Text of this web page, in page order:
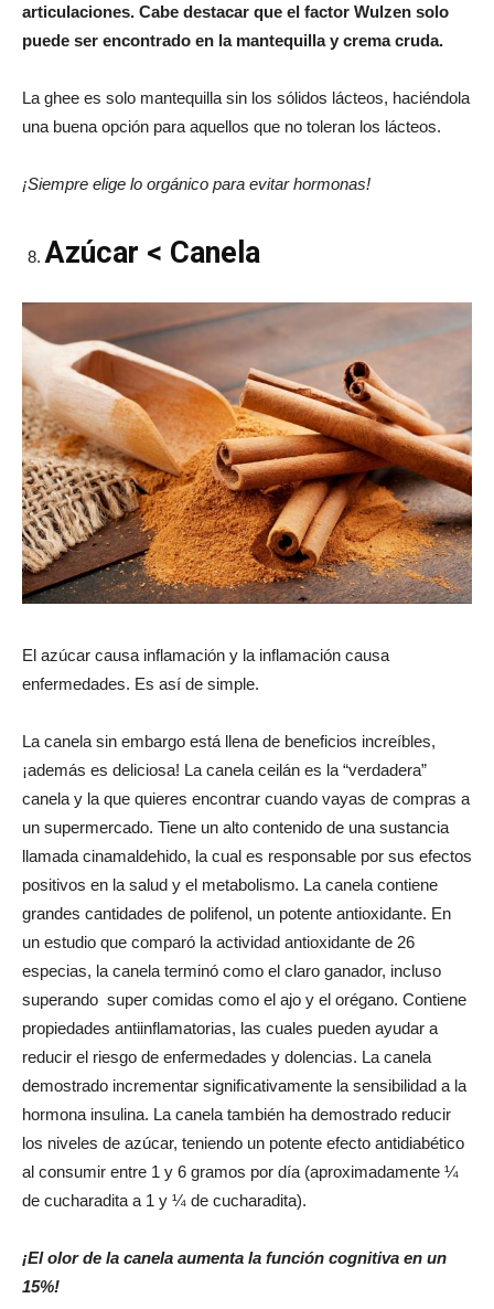
articulaciones. Cabe destacar que el factor Wulzen solo
puede ser encontrado en la mantequilla y crema cruda.
La ghee es solo mantequilla sin los sólidos lácteos, haciéndola
una buena opción para aquellos que no toleran los lácteos.
¡Siempre elige lo orgánico para evitar hormonas!
Azúcar < Canela
El azúcar causa inflamación y la inflamación causa
enfermedades. Es así de simple.
La canela sin embargo está llena de beneficios increíbles,
¡además es deliciosa! La canela ceilán es la “verdadera”
canela y la que quieres encontrar cuando vayas de compras a
un supermercado. Tiene un alto contenido de una sustancia
llamada cinamaldehido, la cual es responsable por sus efectos
positivos en la salud y el metabolismo. La canela contiene
grandes cantidades de polifenol, un potente antioxidante. En
un estudio que comparó la actividad antioxidante de 26
especias, la canela terminó como el claro ganador, incluso
superando super comidas como el ajo y el orégano. Contiene
propiedades antiinflamatorias, las cuales pueden ayudar a
reducir el riesgo de enfermedades y dolencias. La canela
demostrado incrementar significativamente la sensibilidad a la
hormona insulina. La canela también ha demostrado reducir
los niveles de azúcar, teniendo un potente efecto antidiabético
al consumir entre 1 y 6 gramos por día (aproximadamente ¼
de cucharadita a 1 y ¼ de cucharadita).
¡El olor de la canela aumenta la función cognitiva en un
15%!